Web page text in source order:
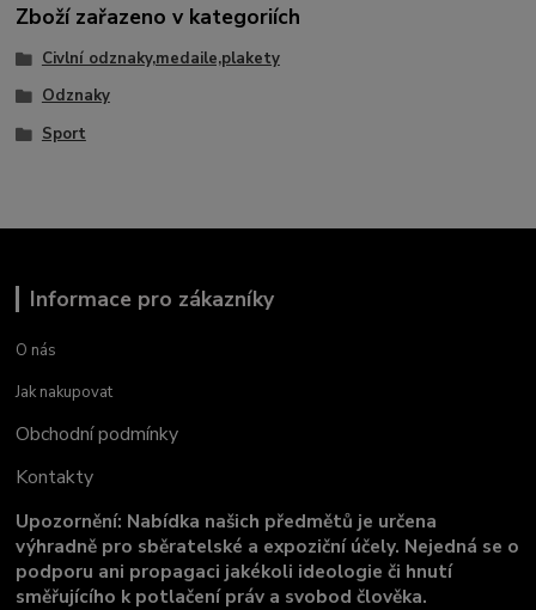
Zboží zařazeno v kategoriích
Civlní odznaky,medaile,plakety
Odznaky
Sport
Informace pro zákazníky
O nás
Jak nakupovat
Obchodní podmínky
Kontakty
Upozornění: Nabídka našich předmětů je určena
výhradně pro sběratelské a expoziční účely. Nejedná se o
podporu ani propagaci jakékoli ideologie či hnutí
směřujícího k potlačení práv a svobod člověka.